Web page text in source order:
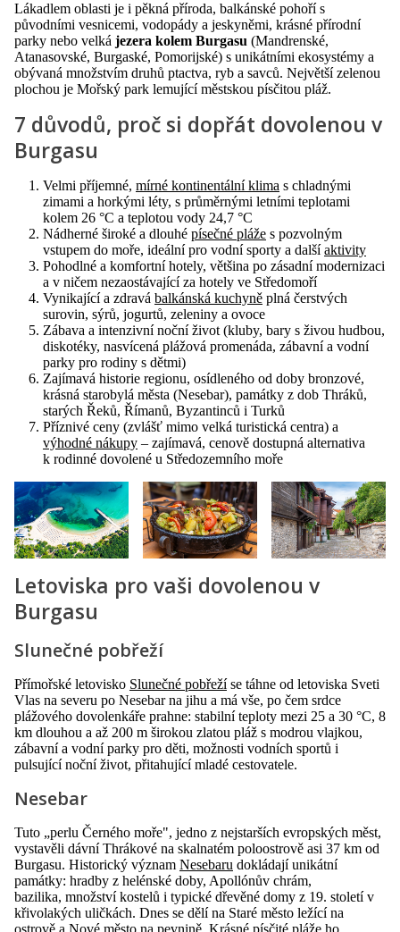
Lákadlem oblasti je i pěkná příroda, balkánské pohoří s
původními vesnicemi, vodopády a jeskyněmi, krásné přírodní
parky nebo velká jezera kolem Burgasu (Mandrenské,
Atanasovské, Burgaské, Pomorijské) s unikátními ekosystémy a
obývaná množstvím druhů ptactva, ryb a savců. Největší zelenou
plochou je Mořský park lemující městskou písčitou pláž.
7 důvodů, proč si dopřát dovolenou v
Burgasu
Velmi příjemné, mírné kontinentální klima s chladnými
zimami a horkými léty, s průměrnými letními teplotami
kolem 26 °C a teplotou vody 24,7 °C
Nádherné široké a dlouhé písečné pláže s pozvolným
vstupem do moře, ideální pro vodní sporty a dalšíaktivity
Pohodlné a komfortní hotely, většina po zásadní modernizaci
a v ničem nezaostávající za hotely ve Středomoří
Vynikající a zdravá balkánská kuchyně plná čerstvých
surovin, sýrů, jogurtů, zeleniny a ovoce
Zábava a intenzivní noční život (kluby, bary s živou hudbou,
diskotéky, nasvícená plážová promenáda, zábavní a vodní
parky pro rodiny s dětmi)
Zajímavá historie regionu, osídleného od doby bronzové,
krásná starobylá města (Nesebar), památky z dob Thráků,
starých Řeků, Římanů, Byzantinců i Turků
Příznivé ceny (zvlášť mimo velká turistická centra) a
výhodné nákupy – zajímavá, cenově dostupná alternativa
k rodinné dovolené u Středozemního moře
Letoviska pro vaši dovolenou v
Burgasu
Slunečné pobřeží
Přímořské letovisko Slunečné pobřežíse táhne od letoviska Sveti
Vlas na severu po Nesebar na jihu a má vše, po čem srdce
plážového dovolenkáře prahne: stabilní teploty mezi 25 a 30 °C, 8
km dlouhou a až 200 m širokou zlatou pláž s modrou vlajkou,
zábavní a vodní parky pro děti, možnosti vodních sportů i
pulsující noční život, přitahující mladé cestovatele.
Nesebar
Tuto „perlu Černého moře", jedno z nejstarších evropských měst,
vystavěli dávní Thrákové na skalnatém poloostrově asi 37 km od
Burgasu. Historický význam Nesebaru dokládají unikátní
památky: hradby z helénské doby, Apollónův chrám,
bazilika, množství kostelů i typické dřevěné domy z 19. století v
křivolakých uličkách. Dnes se dělí na Staré město ležící na
ostrově a Nové město na pevnině. Krásné písčité pláže ho